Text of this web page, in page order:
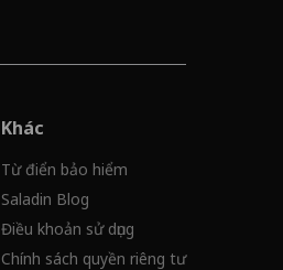
Khác
Từ điển bảo hiểm
Saladin Blog
Điều khoản sử dụng
Chính sách quyền riêng tư